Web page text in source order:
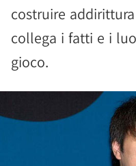
costruire
collega i fatti e i
gioco.